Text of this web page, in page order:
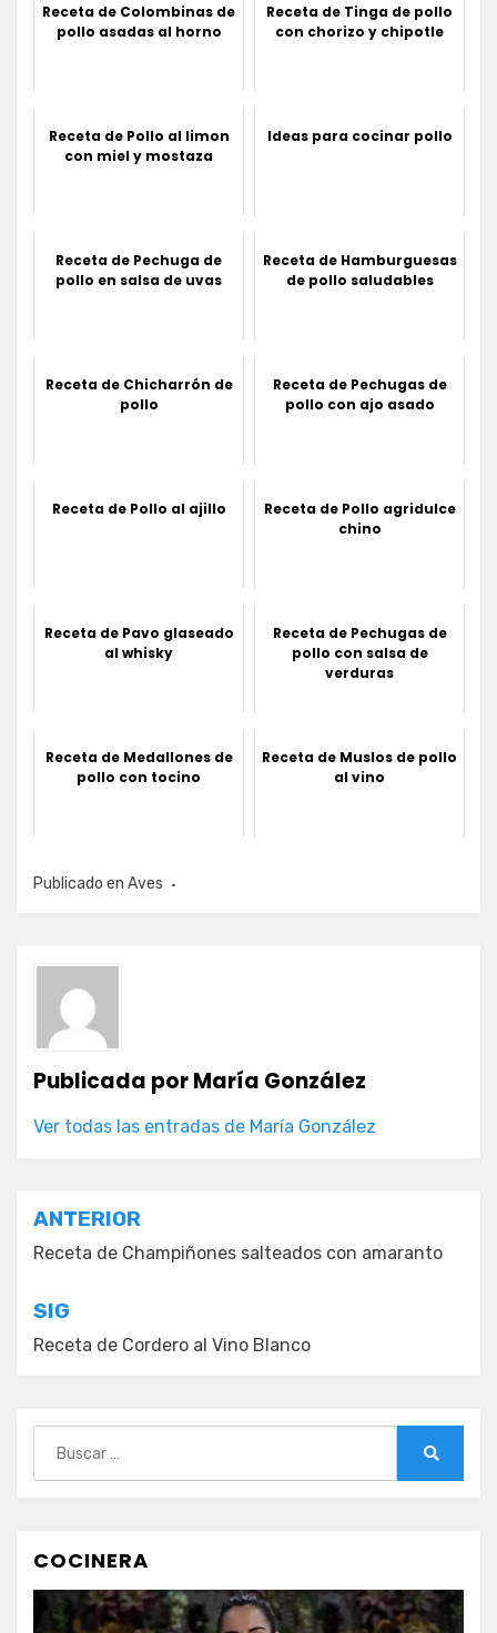
Receta de Colombinas de
pollo asadas al horno
Receta de Tinga de pollo
con chorizo y chipotle
Receta de Pollo al limon
con miel y mostaza
Ideas para cocinar pollo
Receta de Pechuga de
pollo en salsa de uvas
Receta de Hamburguesas
de pollo saludables
Receta de Chicharrón de
pollo
Receta de Pechugas de
pollo con ajo asado
Receta de Pollo al ajillo
Receta de Pollo agridulce
chino
Receta de Pavo glaseado
al whisky
Receta de Pechugas de
pollo con salsa de
verduras
Receta de Medallones de
pollo con tocino
Receta de Muslos de pollo
al vino
Publicado en Aves
Publicada porMaría González
Ver todas las entradas de María González
Navegación
de
entradas
ANTERIOR
Receta de Champiñones salteados con amaranto
SIG
Receta de Cordero al Vino Blanco
COCINERA